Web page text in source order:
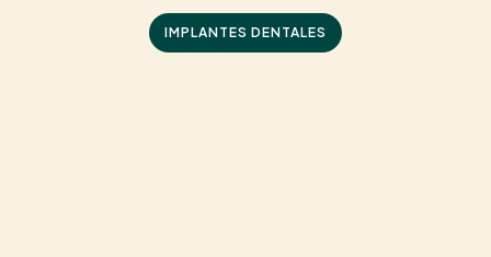
IMPLANTES DENTALES